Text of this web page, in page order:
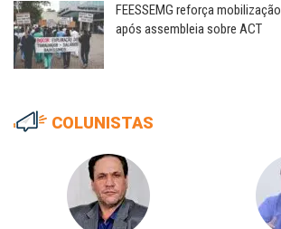
FEESSEMG reforça mobilização
após assembleia sobre ACT
COLUNISTAS